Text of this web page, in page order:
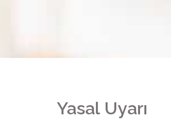
Yasal Uyarı